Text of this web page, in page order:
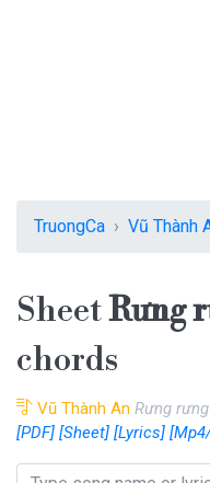
TruongCa Vũ Thành
SheetRưng
chords
Vũ Thành An Rưng
[PDF] [Sheet] [Lyrics]